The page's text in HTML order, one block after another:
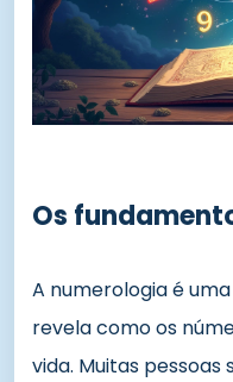
Os
A numerologia é
revela como os
vida. Muitas